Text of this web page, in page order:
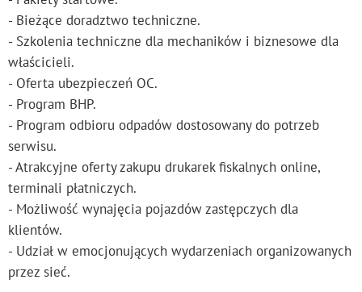
- Bieżące doradztwo techniczne.
- Szkolenia techniczne dla mechaników i biznesowe dla
właścicieli.
- Oferta ubezpieczeń OC.
- Program BHP.
- Program odbioru odpadów dostosowany do potrzeb
serwisu.
- Atrakcyjne oferty zakupu drukarek fiskalnych online,
terminali płatniczych.
- Możliwość wynajęcia pojazdów zastępczych dla
klientów.
- Udział w emocjonujących wydarzeniach organizowanych
przez sieć.